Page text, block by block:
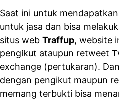
Saat ini untuk
untuk jasa dan bisa
situs web Traffup, website
pengikut ataupun retweet
exchange (pertukaran).
dengan pengikut maupun
memang terbukti bisa